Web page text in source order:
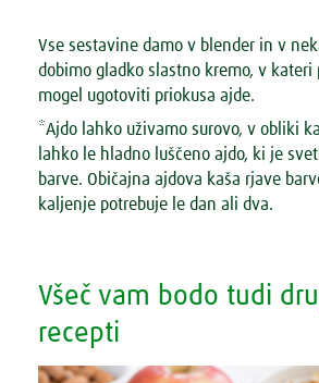
Vse sestavine damo v blender in v
dobimo gladko slastno kremo, v kateri
mogel ugotoviti priokusa ajde.
*Ajdo lahko uživamo surovo, v obliki
lahko le hladno luščeno ajdo, ki je
barve. Običajna ajdova kaša rjave
kaljenje potrebuje le dan ali dva.
Všeč vam bodo tudi
recepti